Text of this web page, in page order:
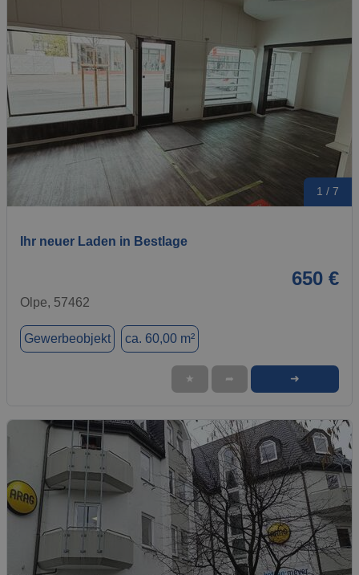
1 / 7
Ihr neuer Laden in Bestlage
650 €
Olpe, 57462
Gewerbeobjekt ca. 60,00 m²
★ ➦ ➜